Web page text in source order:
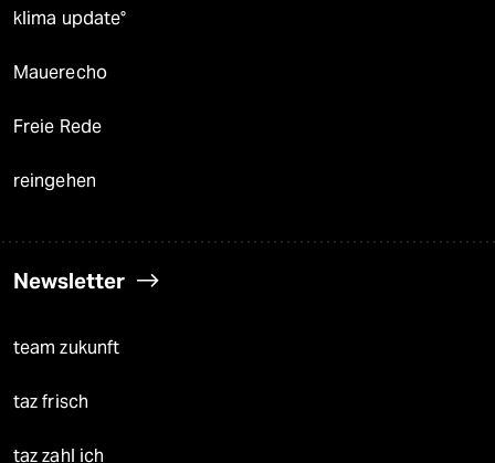
klima update°
Mauerecho
Freie Rede
reingehen
Newsletter
team zukunft
taz frisch
taz zahl ich